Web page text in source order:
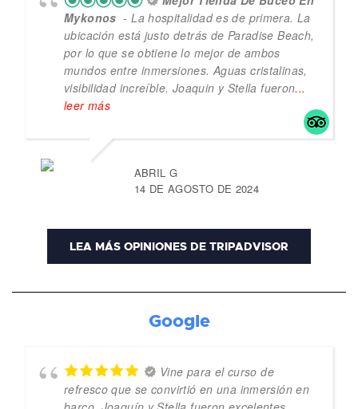
Mykonos - La hospitalidad es de primera. La
ubicación está justo detrás de Paradise Beach,
por lo que se obtiene lo mejor de ambos
mundos entre inmersiones. Aguas cristalinas,
visibilidad increíble. Joaquin y Stella fueron...
leer más
ABRIL G
14 DE AGOSTO DE 2024
LEA MÁS OPINIONES DE TRIPADVISOR
Google
Vine para el curso de
refresco que se convirtió en una inmersión en